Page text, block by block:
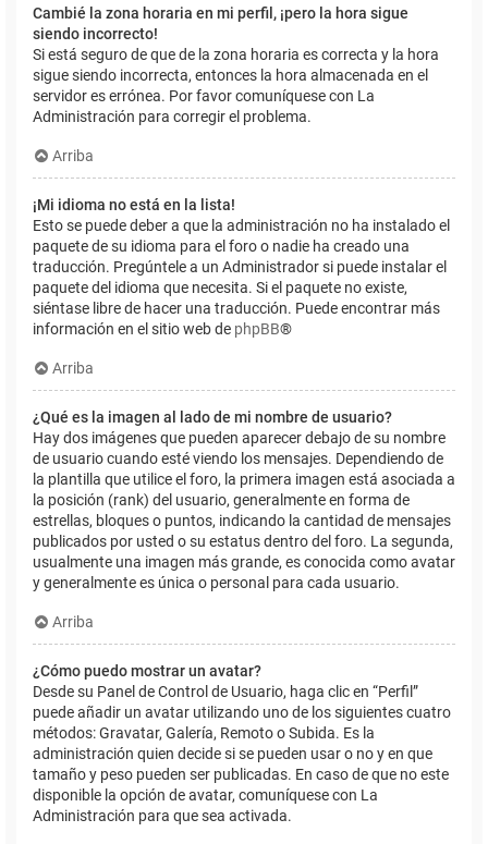
Cambié la zona horaria en mi perfil, ¡pero la hora sigue
siendo incorrecto!
Si está seguro de que de la zona horaria es correcta y la hora
sigue siendo incorrecta, entonces la hora almacenada en el
servidor es errónea. Por favor comuníquese con La
Administración para corregir el problema.
Arriba
¡Mi idioma no está en la lista!
Esto se puede deber a que la administración no ha instalado el
paquete de su idioma para el foro o nadie ha creado una
traducción. Pregúntele a un Administrador si puede instalar el
paquete del idioma que necesita. Si el paquete no existe,
siéntase libre de hacer una traducción. Puede encontrar más
información en el sitio web de phpBB®
Arriba
¿Qué es la imagen al lado de mi nombre de usuario?
Hay dos imágenes que pueden aparecer debajo de su nombre
de usuario cuando esté viendo los mensajes. Dependiendo de
la plantilla que utilice el foro, la primera imagen está asociada a
la posición (rank) del usuario, generalmente en forma de
estrellas, bloques o puntos, indicando la cantidad de mensajes
publicados por usted o su estatus dentro del foro. La segunda,
usualmente una imagen más grande, es conocida como avatar
y generalmente es única o personal para cada usuario.
Arriba
¿Cómo puedo mostrar un avatar?
Desde su Panel de Control de Usuario, haga clic en “Perfil”
puede añadir un avatar utilizando uno de los siguientes cuatro
métodos: Gravatar, Galería, Remoto o Subida. Es la
administración quien decide si se pueden usar o no y en que
tamaño y peso pueden ser publicadas. En caso de que no este
disponible la opción de avatar, comuníquese con La
Administración para que sea activada.